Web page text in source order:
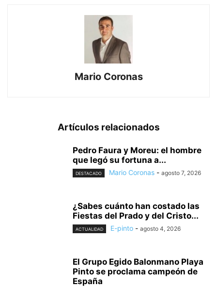
Mario Coronas
Artículos relacionados
Pedro Faura y Moreu: el hombre
que legó su fortuna a...
DESTACADO Mario Coronas - agosto 7, 2026
¿Sabes cuánto han costado las
Fiestas del Prado y del Cristo...
ACTUALIDAD E-pinto - agosto 4, 2026
El Grupo Egido Balonmano Playa
Pinto se proclama campeón de
España